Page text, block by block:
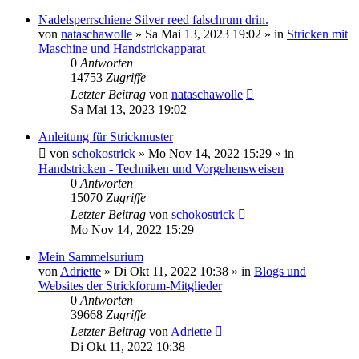
Nadelsperrschiene Silver reed falschrum drin.
von nataschawolle » Sa Mai 13, 2023 19:02 » in Stricken mit
Maschine und Handstrickapparat
0 Antworten
14753 Zugriffe
Letzter Beitrag von nataschawolle
Sa Mai 13, 2023 19:02
Anleitung für Strickmuster
von schokostrick » Mo Nov 14, 2022 15:29 » in
Handstricken - Techniken und Vorgehensweisen
0 Antworten
15070 Zugriffe
Letzter Beitrag von schokostrick
Mo Nov 14, 2022 15:29
Mein Sammelsurium
von Adriette » Di Okt 11, 2022 10:38 » in Blogs und
Websites der Strickforum-Mitglieder
0 Antworten
39668 Zugriffe
Letzter Beitrag von Adriette
Di Okt 11, 2022 10:38